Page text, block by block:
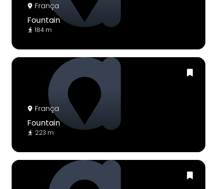
França
Fountain
184 m
França
Fountain
223 m